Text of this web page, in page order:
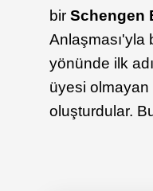
birSchengen
Anlaşması'yla
yönünde ilk
üyesi
oluşturdular.